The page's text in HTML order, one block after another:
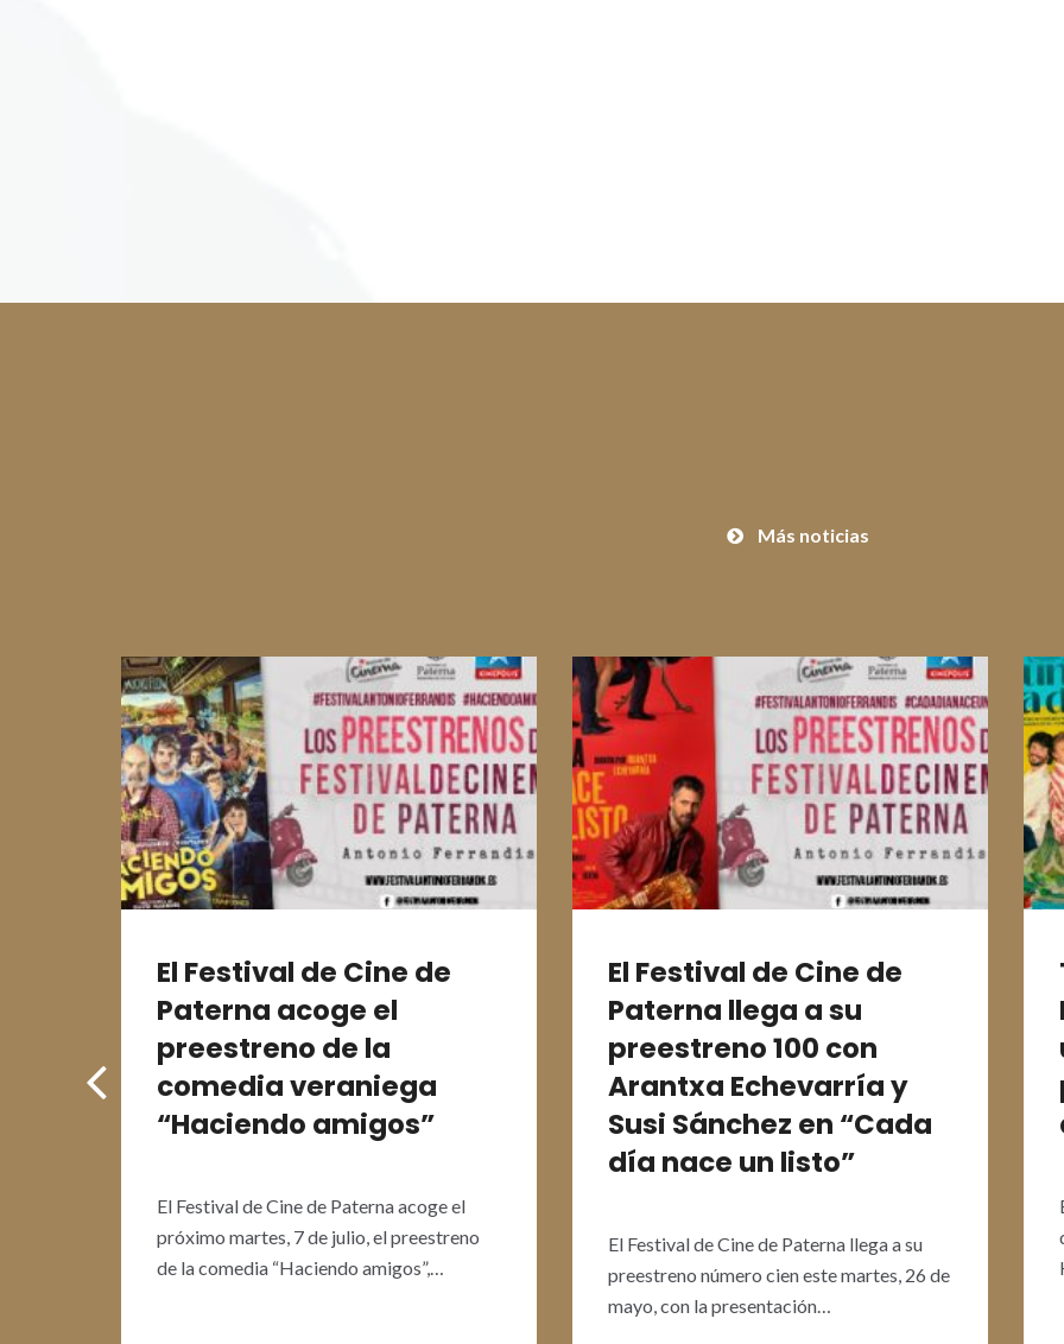
Más noticias
El Festival de Cine de
Paterna acoge el
preestreno de la
comedia veraniega
“Haciendo amigos”
El Festival de Cine de Paterna acoge el
próximo martes, 7 de julio, el preestreno
de la comedia “Haciendo amigos”,…
El Festival de Cine de
Paterna llega a su
preestreno 100 con
Arantxa Echevarría y
Susi Sánchez en “Cada
día nace un listo”
El Festival de Cine de Paterna llega a su
preestreno número cien este martes, 26 de
mayo, con la presentación…